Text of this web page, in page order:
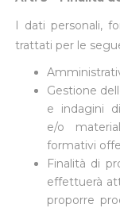
I dati personali,
trattati per le
Gestione
e indagini
e/o
formativi
Finalità di
effettuerà
proporre